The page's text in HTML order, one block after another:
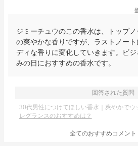
ジミーチュウのこの香水は、トップ
の爽やかな香りですが、ラストノー
ディな香りに変化していきます。ビ
みの日におすすめの香水です。
回答された質問
30代男性につけてほしい香水｜爽やかでウ
レグランスのおすすめは？
全てのおすすめコメント